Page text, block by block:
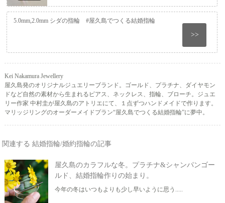
>>
5.0mm,2.0mm シダの指輪 #屋久島でつくる結婚指輪
Kei Nakamura Jewellery
屋久島発のオリジナルジュエリーブランド。ゴールド、プラチナ、ダイヤモン
ドなど自然の素材から生まれるピアス、ネックレス、指輪、ブローチ。ジュエ
リー作家 中村圭が屋久島のアトリエにて、１点ずつハンドメイドで作ります。
マリッジリングのオーダーメイドプラン“屋久島でつくる結婚指輪”に夢中。
関連する 結婚指輪/婚約指輪の記事
屋久島のカラフルな冬。プラチナ&シャンパンゴー
ルド、結婚指輪作りの始まり。
今年の冬はいつもよりも少し早いように思う.....